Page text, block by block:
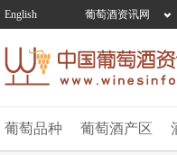
English 葡萄酒资讯网
葡萄品种 葡萄酒产区